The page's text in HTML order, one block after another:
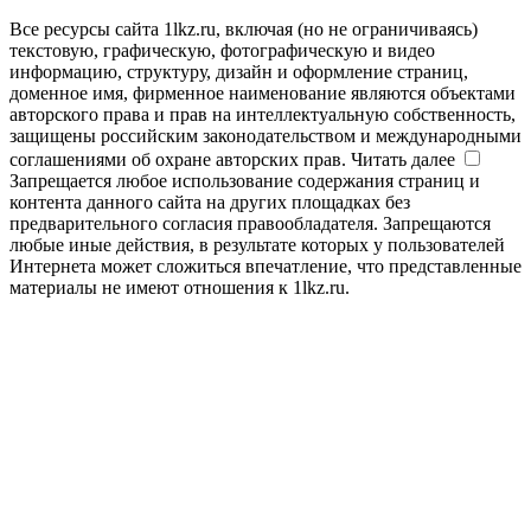
Все ресурсы сайта 1lkz.ru, включая (но не ограничиваясь)
текстовую, графическую, фотографическую и видео
информацию, структуру, дизайн и оформление страниц,
доменное имя, фирменное наименование являются объектами
авторского права и прав на интеллектуальную собственность,
защищены российским законодательством и международными
соглашениями об охране авторских прав. Читать далее
Запрещается любое использование содержания страниц и
контента данного сайта на других площадках без
предварительного согласия правообладателя. Запрещаются
любые иные действия, в результате которых у пользователей
Интернета может сложиться впечатление, что представленные
материалы не имеют отношения к 1lkz.ru.